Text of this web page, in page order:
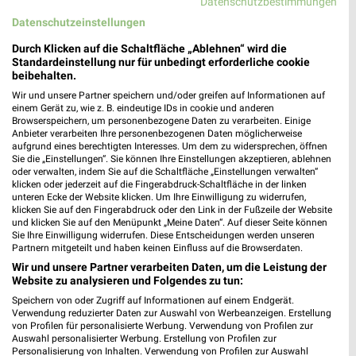
Adresse, Öffnungszeiten und Route für die
Adler Filiale in Hamburg-Rahlstedt
Egal ob Adresse, Öffnungszeiten oder Route, hier findest Du
alles zur Adler Filiale in Hamburg-Rahlstedt. Die aktuellsten
Angebote kannst Du Dir in den neuesten Prospekten
anschauen. Wenn Du ein schönes Schnäppchen gefunden hast,
kannst Du über die Routen-Funktion den schnellsten Weg zu
Datenschutzeinstellungen
Durch Klicken auf die Schaltfläche „Ablehnen“ wird die
Standardeinstellung nur für unbedingt erforderliche cookie
beibehalten.
Wir und unsere Partner speichern und/oder greifen auf Informationen auf
einem Gerät zu, wie z. B. eindeutige IDs in cookie und anderen
Browserspeichern, um personenbezogene Daten zu verarbeiten. Einige
Anbieter verarbeiten Ihre personenbezogenen Daten möglicherweise
aufgrund eines berechtigten Interesses. Um dem zu widersprechen, öffnen
Sie die „Einstellungen“. Sie können Ihre Einstellungen akzeptieren, ablehnen
oder verwalten, indem Sie auf die Schaltfläche „Einstellungen verwalten“
klicken oder jederzeit auf die Fingerabdruck-Schaltfläche in der linken
unteren Ecke der Website klicken. Um Ihre Einwilligung zu widerrufen,
klicken Sie auf den Fingerabdruck oder den Link in der Fußzeile der Website
und klicken Sie auf den Menüpunkt „Meine Daten“. Auf dieser Seite können
Sie Ihre Einwilligung widerrufen. Diese Entscheidungen werden unseren
Partnern mitgeteilt und haben keinen Einfluss auf die Browserdaten.
Wir und unsere Partner verarbeiten Daten, um die Leistung der
Website zu analysieren und Folgendes zu tun:
Speichern von oder Zugriff auf Informationen auf einem Endgerät.
Verwendung reduzierter Daten zur Auswahl von Werbeanzeigen. Erstellung
von Profilen für personalisierte Werbung. Verwendung von Profilen zur
Auswahl personalisierter Werbung. Erstellung von Profilen zur
Personalisierung von Inhalten. Verwendung von Profilen zur Auswahl